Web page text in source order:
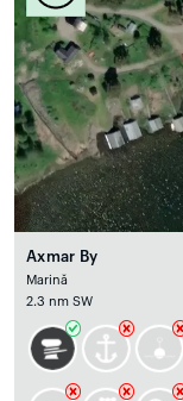
Axmar By
Marină
2.3 nm SW